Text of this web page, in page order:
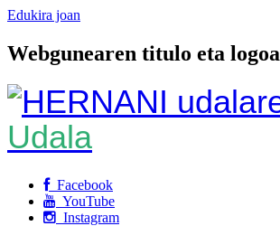
Edukira joan
Webgunearen titulo eta logoa
Udala
Facebook
YouTube
Instagram